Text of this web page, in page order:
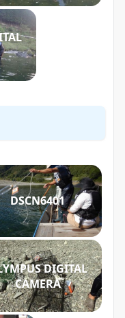
DSCN6401
DIGITAL
CAMERA